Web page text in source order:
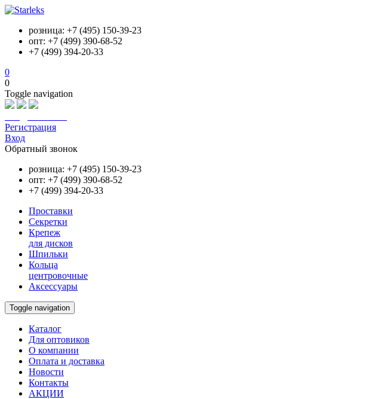
розница: +7 (495) 150-39-23
опт: +7 (499) 390-68-52
+7 (499) 394-20-33
0
0
Toggle navigation
Регистрация
Вход
Обратный звонок
розница: +7 (495) 150-39-23
опт: +7 (499) 390-68-52
+7 (499) 394-20-33
Проставки
Секретки
Крепеж
для дисков
Шпильки
Кольца
центровочные
Аксессуары
Toggle navigation
Каталог
Для оптовиков
О компании
Оплата и доставка
Новости
Контакты
АКЦИИ